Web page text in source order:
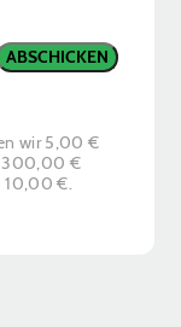
ABSCHICKEN
wir 5,00 €
300,00 €
10,00 €.